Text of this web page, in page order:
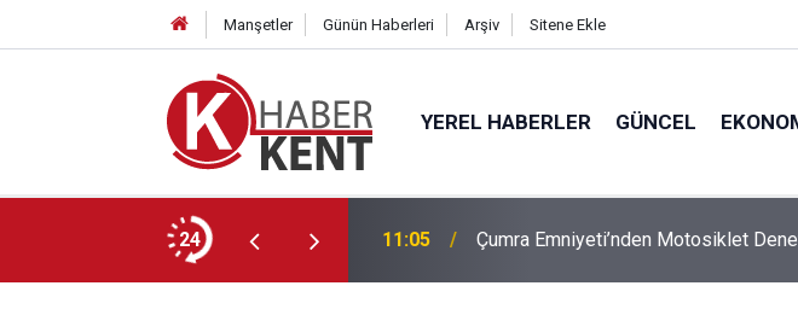
Manşetler Günün Haberleri Arşiv Sitene Ekle
YEREL HABERLER GÜNCEL
24
İHA-1 Eğitimi Tamamlandı 11:05 Çumra Emniyeti’nden Motosiklet